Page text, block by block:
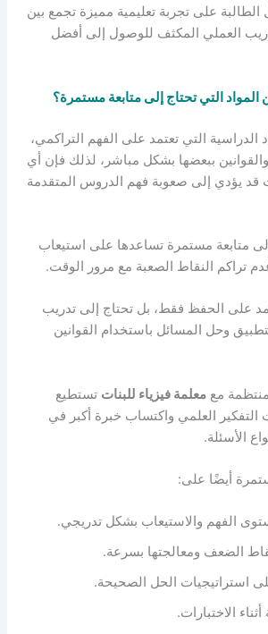
على تجربة تعليمية مميزة تجمع بين
العملي المكثف للوصول إلى أفضل
المواد التي تحتاج إلى متابعة مستمرة؟
الدراسية التي تعتمد على الفهم التراكمي،
ببعضها بشكل مباشر، لذلك فإن أي
يؤدي إلى صعوبة فهم الدروس المتقدمة
إلى متابعة مستمرة تساعدها على استيعاب
تراكم النقاط الصعبة مع مرور الوقت.
على الحفظ فقط، بل تحتاج إلى تدريب
وحل المسائل باستخدام القوانين
معمعلمة فيزياء للبنات تستطيع
التفكير العلمي واكتساب خبرة أكبر في
الأسئلة.
أيضًا على:
الفهم والاستيعاب بشكل تدريجي.
الضعف ومعالجتها بسرعة.
استراتيجيات الحل الصحيحة.
أثناء الاختبارات.